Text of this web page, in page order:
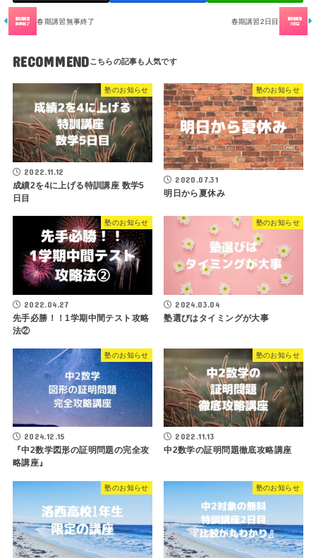
春期講習無事終了 春期講習2日目
RECOMMEND
塾のお知らせ
2022.11.12
成績2を4に上げる特訓講座 数学5
日目
塾のお知らせ
2020.07.31
明日から夏休み
塾のお知らせ
2022.04.27
先手必勝！！1学期中間テスト攻略
法②
塾のお知らせ
2024.03.04
塾選びはタイミングが大事
塾のお知らせ
2024.12.15
『中2数学図形の証明問題の完全攻
略講座』
塾のお知らせ
2022.11.13
中2数学の証明問題徹底攻略講座
塾のお知らせ 塾のお知らせ